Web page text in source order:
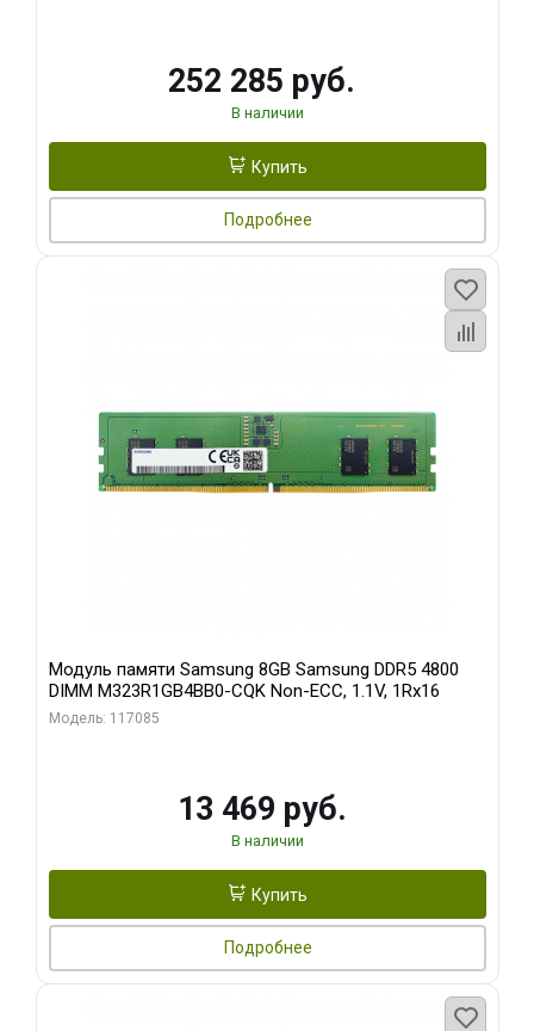
252 285 руб.
В наличии
Купить
Подробнее
Модуль памяти Samsung 8GB Samsung DDR5 4800
DIMM M323R1GB4BB0-CQK Non-ECC, 1.1V, 1Rx16
Модель: 117085
13 469 руб.
В наличии
Купить
Подробнее